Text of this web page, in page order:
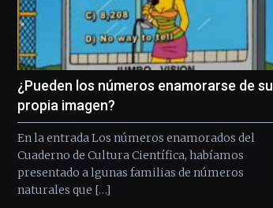
¿Pueden los números enamorarse de su
propia imagen?
En la entrada Los números enamorados del
Cuaderno de Cultura Científica, habíamos
presentado a lgunas familias de números
naturales que […]